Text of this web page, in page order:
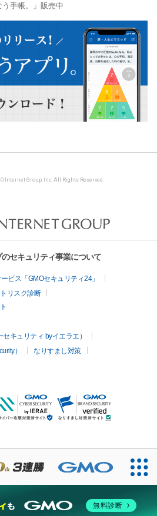
手帳。」販売中
Internet Group, Inc. All Rights Reserved.
セキュリティ事業について
ビス「GMOセキュリティ24」
リスク診断
キュリティ byイエラエ）
）
なりすまし対策
無料診断